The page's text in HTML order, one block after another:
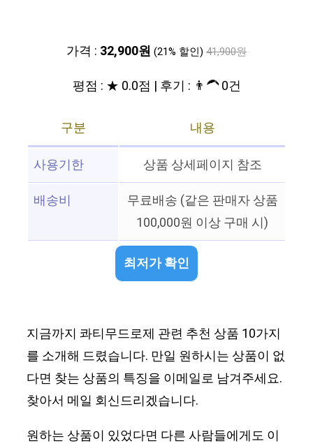
가격 : 32,900원 (21% 할인) 41,900원
평점 : ★ 0.0점 | 후기 : 👨‍🦱 0건
구분
내용
사용기한
상품 상세페이지 참조
배송비
무료배송 (같은 판매자 상품
100,000원 이상 구매 시)
최저가 확인
지금까지 콰티무드로제 관련 추천 상품 10가지
를 소개해 드렸습니다. 만일 원하시는 상품이 없
다면 찾는 상품의 특징을 이메일로 남겨주세요.
찾아서 메일 회신드리겠습니다.
원하는 상품이 있었다면 다른 사람들에게도 이